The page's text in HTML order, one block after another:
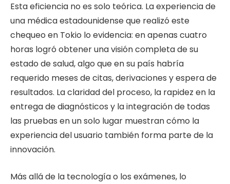
Esta eficiencia no es solo teórica. La experiencia de
una médica estadounidense que realizó este
chequeo en Tokio lo evidencia: en apenas cuatro
horas logró obtener una visión completa de su
estado de salud, algo que en su país habría
requerido meses de citas, derivaciones y espera de
resultados. La claridad del proceso, la rapidez en la
entrega de diagnósticos y la integración de todas
las pruebas en un solo lugar muestran cómo la
experiencia del usuario también forma parte de la
innovación.
Más allá de la tecnología o los exámenes, lo